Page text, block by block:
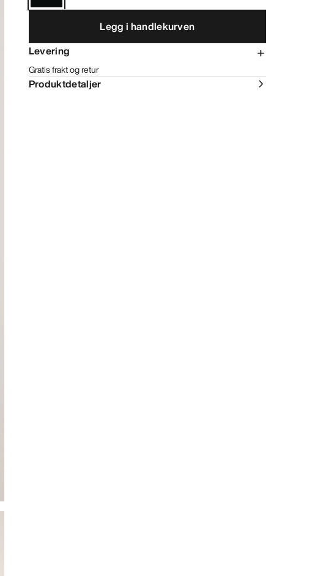
Legg i handlekurven
Levering
Gratis frakt og retur
Produktdetaljer